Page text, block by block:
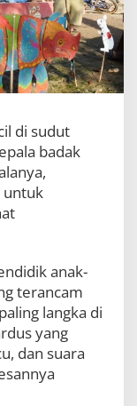
di sudut
badak
untuk
anak-
terancam
langka di
yang
dan suara